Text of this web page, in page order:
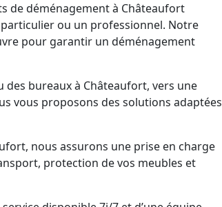
de déménagement à Châteaufort
ou un professionnel. Notre
pour garantir un déménagement
bureaux à Châteaufort, vers une
vous proposons des solutions adaptées
nous assurons une prise en charge
protection de vos meubles et